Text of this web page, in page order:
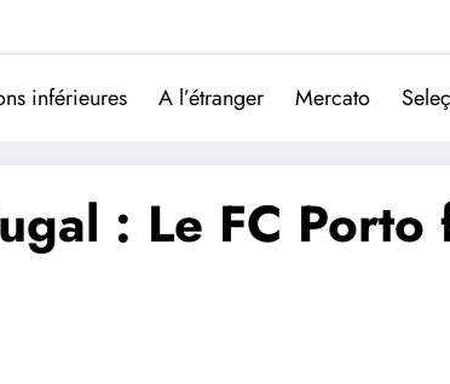
inférieures A l’étranger Mercato
: Le FC